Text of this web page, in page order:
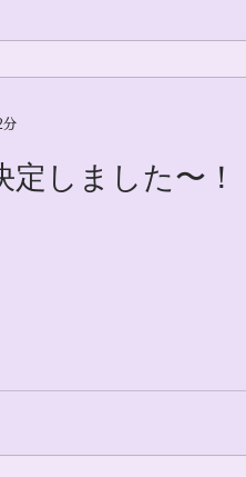
しました〜！
分